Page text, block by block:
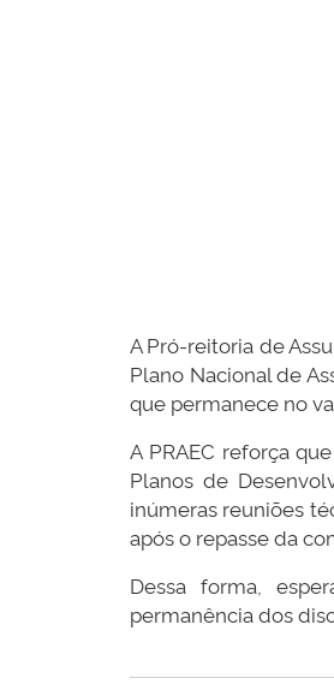
A Pró-reitoria de
Plano Nacional de
que permanece no
A PRAEC reforça
Planos de
inúmeras reuniões
após o repasse da
Dessa forma,
permanência dos